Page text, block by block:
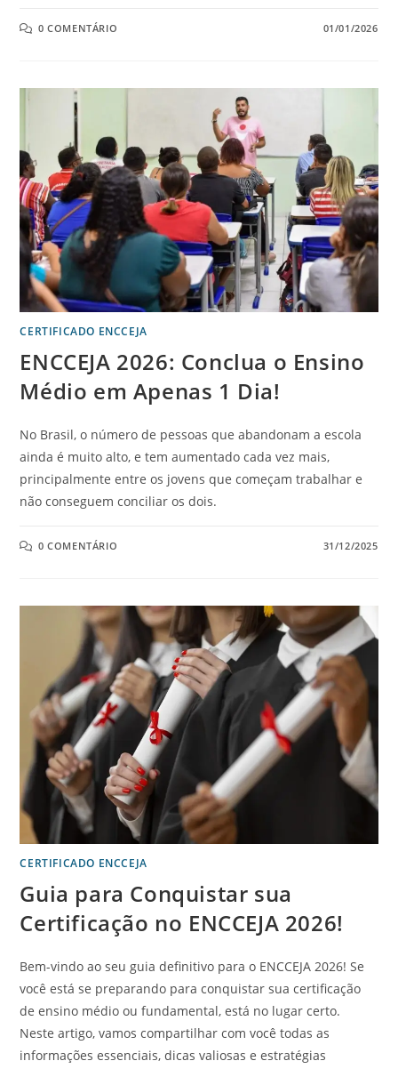
0 COMENTÁRIO 01/01/2026
CERTIFICADO ENCCEJA
ENCCEJA 2026: Conclua o Ensino
Médio em Apenas 1 Dia!
No Brasil, o número de pessoas que abandonam a escola
ainda é muito alto, e tem aumentado cada vez mais,
principalmente entre os jovens que começam trabalhar e
não conseguem conciliar os dois.
0 COMENTÁRIO 31/12/2025
CERTIFICADO ENCCEJA
Guia para Conquistar sua
Certificação no ENCCEJA 2026!
Bem-vindo ao seu guia definitivo para o ENCCEJA 2026! Se
você está se preparando para conquistar sua certificação
de ensino médio ou fundamental, está no lugar certo.
Neste artigo, vamos compartilhar com você todas as
informações essenciais, dicas valiosas e estratégias